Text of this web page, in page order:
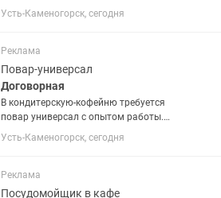
уборщица. Требуется
пунктуальная,чистоплотная,трудолюб
за чистотой общего зала,мытье
полов,чистота...
Усть-Каменогорск, сегодня
Реклама
Повар-универсал
Договорная
В кондитерскую-кофейню требуется
повар универсал с опытом работы.
Требования: Опыт работы поваром от
6 месяцев (опыт в кофейне или кафе
работать по технологическим...
Усть-Каменогорск, сегодня
Реклама
Посудомойщик в кафе